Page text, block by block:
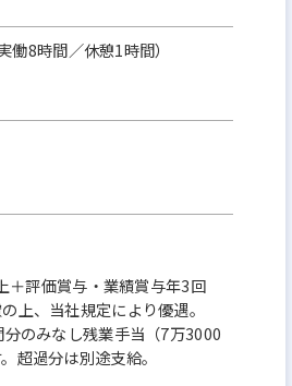
8時間／休憩1時間）
＋評価賞与・業績賞与年3回
上、当社規定により優遇。
のみなし残業手当（7万3000
超過分は別途支給。